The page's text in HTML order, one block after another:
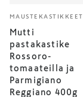
MAUSTEKASTIKKEET
Mutti
pastakastike
Rossoro-
tomaateilla ja
Parmigiano
Reggiano 400g